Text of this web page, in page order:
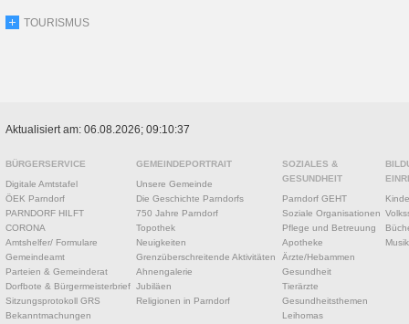
TOURISMUS
Aktualisiert am: 06.08.2026; 09:10:37
BÜRGERSERVICE
Digitale Amtstafel
ÖEK Parndorf
PARNDORF HILFT
CORONA
Amtshelfer/ Formulare
Gemeindeamt
Parteien & Gemeinderat
Dorfbote & Bürgermeisterbrief
Sitzungsprotokoll GRS
Bekanntmachungen
GEMEINDEPORTRAIT
Unsere Gemeinde
Die Geschichte Parndorfs
750 Jahre Parndorf
Topothek
Neuigkeiten
Grenzüberschreitende Aktivitäten
Ahnengalerie
Jubiläen
Religionen in Parndorf
SOZIALES &
GESUNDHEIT
Parndorf GEHT
Soziale Organisationen
Pflege und Betreuung
Apotheke
Ärzte/Hebammen
Gesundheit
Tierärzte
Gesundheitsthemen
Leihomas